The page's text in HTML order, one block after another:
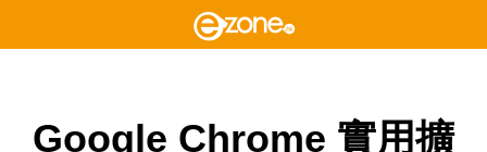
Google Chrome 實用擴